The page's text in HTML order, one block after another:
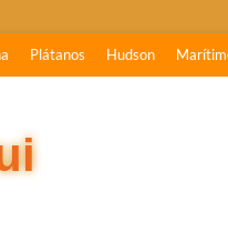
Plátanos Hudson